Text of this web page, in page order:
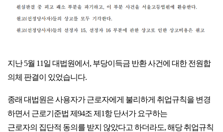
지난 5월 11일 대법원에서, 부당이득금 반환 사건에 대한 전원합
의체 판결이 있었습니다.
종래 대법원은 사용자가 근로자에게 불리하게 취업규칙을 변경
하면서 근로기준법 제94조 제1항 단서가 요구하는
근로자의 집단적 동의를 받지 않았다고 하더라도,해당 취업규칙